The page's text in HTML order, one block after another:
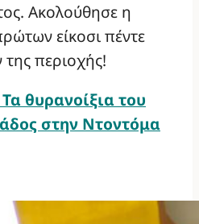
Ακολούθησε η
είκοσι πέντε
περιοχής!
Τα θυρανοίξια του
στην Ντοντόμα